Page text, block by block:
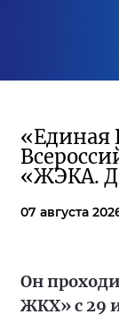
«Единая
«ЖЭКА.
07 августа
Он
ЖКХ» с 29